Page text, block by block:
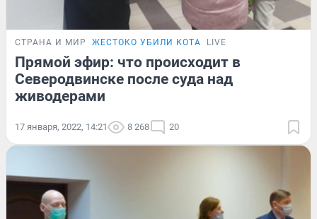
СТРАНА И МИР ЖЕСТОКО УБИЛИ КОТА LIVE
Прямой эфир: что происходит в
Северодвинске после суда над
живодерами
17 января, 2022, 14:21 8 268 20